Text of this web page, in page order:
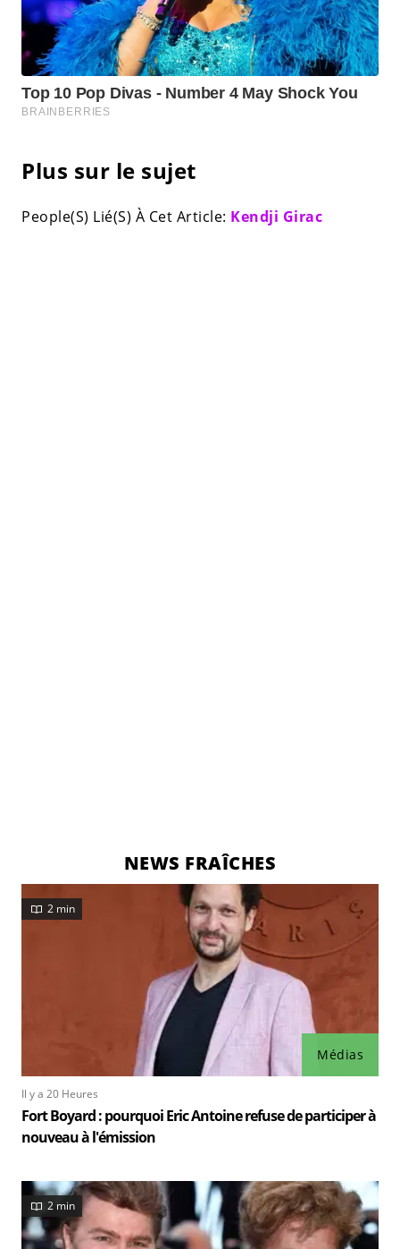
Plus sur le sujet
People(S) Lié(S) À Cet Article: Kendji Girac
NEWS FRAÎCHES
Médias
2 min
Il y a 20 Heures
Fort Boyard : pourquoi Eric Antoine refuse de participer à
nouveau à l'émission
2 min